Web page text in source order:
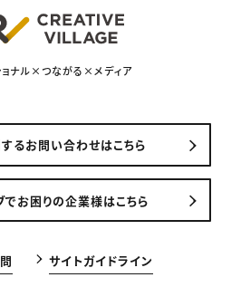
ョナル×つながる×メディア
るお問い合わせはこちら
でお困りの企業様はこちら
サイトガイドライン